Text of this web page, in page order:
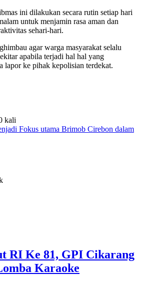
ini dilakukan secara rutin setiap hari
untuk menjamin rasa aman dan
sehari-hari.
agar warga masyarakat selalu
apabila terjadi hal hal yang
lapor ke pihak kepolisian terdekat.
kali
Fokus utama Brimob Cirebon dalam
RI Ke 81, GPI Cikarang
Karaoke